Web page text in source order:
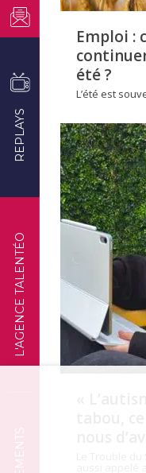
L'AGENCE TALENTÉO
REPLAYS
Emploi :
été ?
L’été est